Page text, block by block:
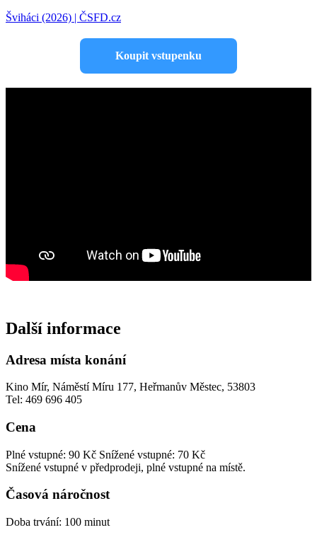
Šviháci (2026) | ČSFD.cz
Koupit vstupenku
Další informace
Adresa místa konání
Kino Mír, Náměstí Míru 177, Heřmanův Městec, 53803
Tel: 469 696 405
Cena
Plné vstupné: 90 Kč Snížené vstupné: 70 Kč
Snížené vstupné v předprodeji, plné vstupné na místě.
Časová náročnost
Doba trvání: 100 minut